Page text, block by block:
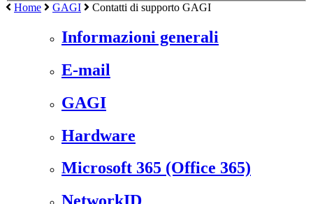
Home GAGI Contatti di supporto GAGI
Informazioni generali
E-mail
GAGI
Hardware
Microsoft 365 (Office 365)